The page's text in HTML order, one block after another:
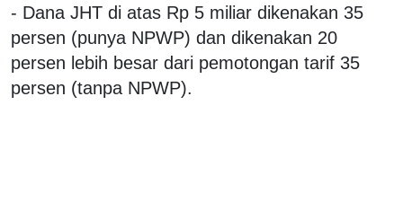
- Dana JHT di atas Rp 5 miliar dikenakan 35
persen (punya NPWP) dan dikenakan 20
persen lebih besar dari pemotongan tarif 35
persen (tanpa NPWP).